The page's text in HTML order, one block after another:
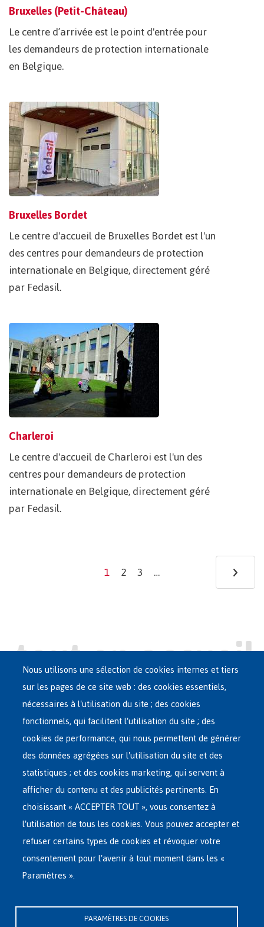
Bruxelles (Petit-Château)
Le centre d’arrivée est le point d'entrée pour
les demandeurs de protection internationale
en Belgique.
Bruxelles Bordet
Le centre d'accueil de Bruxelles Bordet est l'un
des centres pour demandeurs de protection
internationale en Belgique, directement géré
par Fedasil.
Charleroi
Le centre d'accueil de Charleroi est l'un des
centres pour demandeurs de protection
internationale en Belgique, directement géré
par Fedasil.
Current
1 Page
2 Page
3 … ›
Main
French
Menu
ASILE EN BELGIQUE
RÉSEAU D'ACCUEIL
RETOUR VOLONTAIRE
INTERNATIONAL
À PROPOS DE FEDASIL
Rue des Chartreux 21 , 1000 Bruxelles
Nous utilisons une sélection de cookies internes et tiers
sur les pages de ce site web : des cookies essentiels,
nécessaires à l'utilisation du site ; des cookies
fonctionnels, qui facilitent l'utilisation du site ; des
cookies de performance, qui nous permettent de générer
des données agrégées sur l'utilisation du site et des
statistiques ; et des cookies marketing, qui servent à
afficher du contenu et des publicités pertinents. En
choisissant « ACCEPTER TOUT », vous consentez à
l'utilisation de tous les cookies. Vous pouvez accepter et
refuser certains types de cookies et révoquer votre
consentement pour l'avenir à tout moment dans les «
Paramètres ».
PARAMÈTRES DE COOKIES